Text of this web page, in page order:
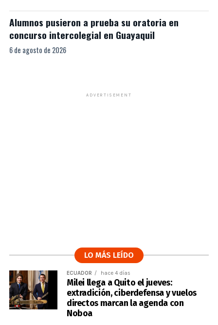
Alumnos pusieron a prueba su oratoria en
concurso intercolegial en Guayaquil
6 de agosto de 2026
ADVERTISEMENT
LO MÁS LEÍDO
ECUADOR hace 4 días
Milei llega a Quito el jueves:
extradición, ciberdefensa y vuelos
directos marcan la agenda con
Noboa